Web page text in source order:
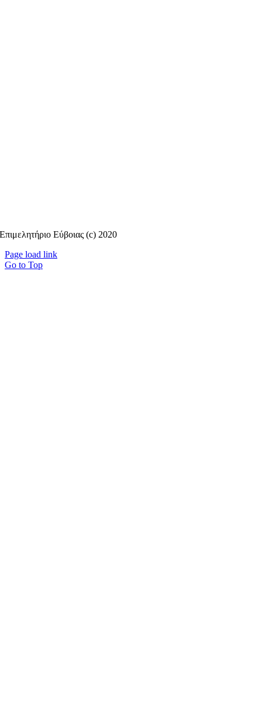
Επιμελητήριο Εύβοιας (c) 2020
Page load link
Go to Top